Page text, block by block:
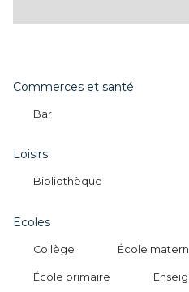
Commerces et santé
Bar
Loisirs
Bibliothèque
Ecoles
Collège École
École primaire